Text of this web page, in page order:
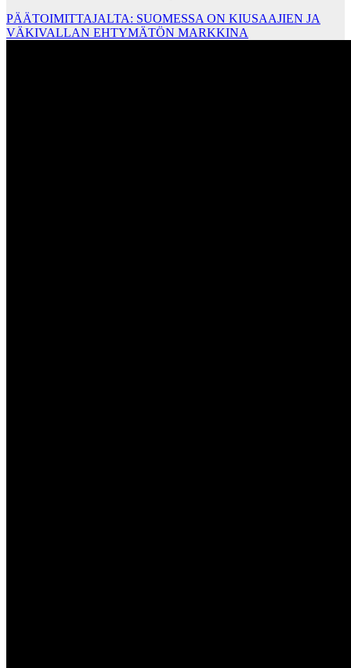
PÄÄTOIMITTAJALTA: SUOMESSA ON KIUSAAJIEN JA
VÄKIVALLAN EHTYMÄTÖN MARKKINA